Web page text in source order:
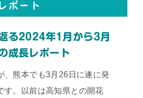
ポート
る2024年1月から3月
成長レポート
、熊本でも3月26日に遂に発
す。以前は高知県との開花